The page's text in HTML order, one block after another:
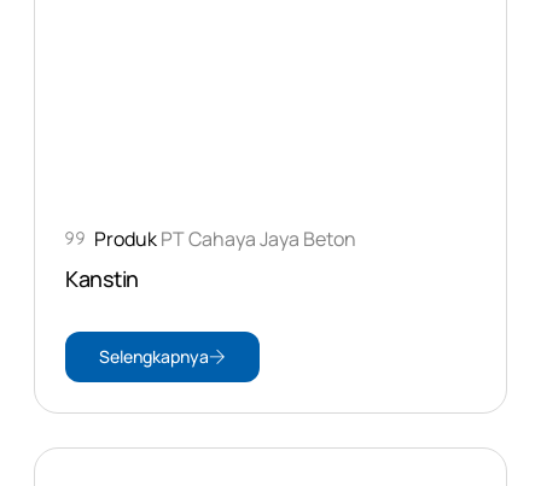
ProdukPT Cahaya Jaya Beton
Kanstin
Selengkapnya